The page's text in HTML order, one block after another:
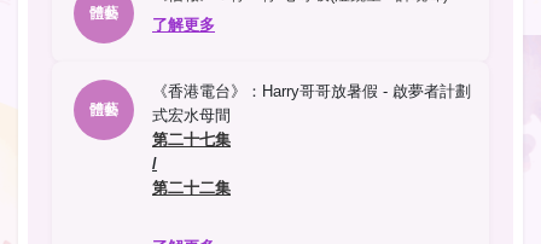
體藝
了解更多
體藝
《香港電台》：Harry哥哥放暑假 - 啟夢者計劃
式宏水母間
第二十七集
/
第二十二集